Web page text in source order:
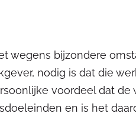
wegens bijzondere
nodig is dat die
voordeel dat
en is het